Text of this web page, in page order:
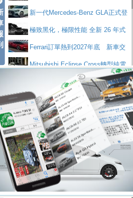
駕，MAZDA CX-90 33T AWD Premium Ca
ptain Seat
EV
技的座駕! Ford Territory中型油電休旅
SO Super Great今日在台登場，結合先進安
ntis四品牌經銷權，全新多品牌旗艦展示中
心開幕啟用
屏東特搜大隊再添新利器 SITRAK
救助器材車買氣不衰、SUZUKI經銷商勇於開啟
全新大店，新北都鈴木占地500坪土城旗艦
展示中心開幕
2025第七屆ISUZU運轉職人挑戰賽
熱血登場 展現極致車技與專業職人精神
H2GP世界總決賽圓滿落幕 台灣團
隊表現精彩淨零減碳指標性應用 純電動水泥預
拌車 消防車除了滅火裝備還需要什麼？
一探SITRAK “準” 消防車的究竟
大益金龍初試啼聲，汽柴油5噸貨車
不是對手正宗年鑑2025年全球自動車年鑑1月
per Tourer的顛峰之作
新一代Mercedes-Benz GLA正式登
場 續航最高657公里、支援320kW快充
極致黑化，極限性能 全新 26 年式
DEFENDER OCTA BLACK 限量登台
Ferrari訂單熱到2027年底 新車交
付至少得等一年以上
Mitsubishi Eclipse Cross轉型純電
休旅 87kWh電池續航超過600公里
全新BMW 318i Touring豪華旅行車
全台限量200台 進化現型
不等零關稅的紅利，Jeep品牌今日
起展開首批車交車
Volvo EX60 即將叩關，靜肅性、底
盤與數位介面搶先揭露
Audi Q9 將於 2026 年底上市 旗艦
大型 SUV 鎖定七人座豪華市場
BMW攜手漫威電影【蜘蛛人：重生
日】 Skoda 發表全新 Peaq 內裝：七人
座純電旗艦 SUV，行李廂最大可達 935 公
全新純電 Mercedes-Benz C 400 4